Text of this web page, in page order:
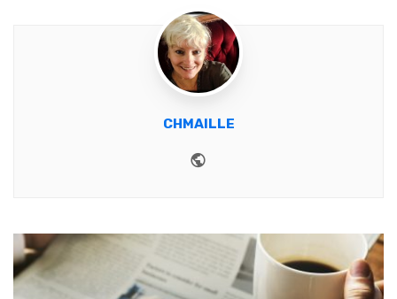
CHMAILLE